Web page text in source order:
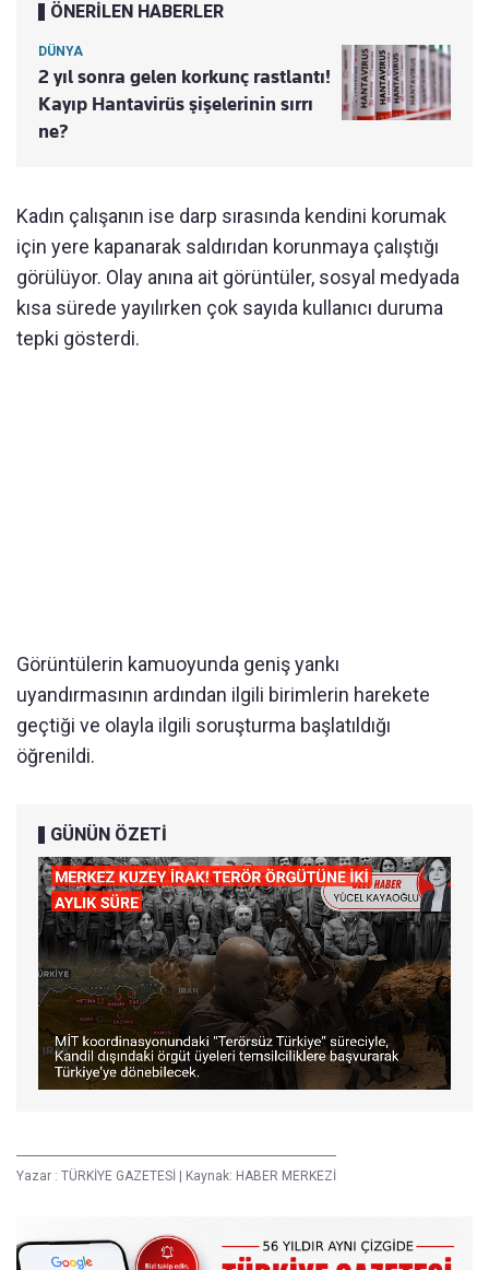
ÖNERİLEN HABERLER
DÜNYA
2 yıl sonra gelen korkunç rastlantı!
Kayıp Hantavirüs şişelerinin sırrı
ne?
Kadın çalışanın ise darp sırasında kendini korumak
için yere kapanarak saldırıdan korunmaya çalıştığı
görülüyor. Olay anına ait görüntüler, sosyal medyada
kısa sürede yayılırken çok sayıda kullanıcı duruma
tepki gösterdi.
Görüntülerin kamuoyunda geniş yankı
uyandırmasının ardından ilgili birimlerin harekete
geçtiği ve olayla ilgili soruşturma başlatıldığı
öğrenildi.
GÜNÜN ÖZETİ
Yazar : TÜRKİYE GAZETESİ | Kaynak: HABER MERKEZİ